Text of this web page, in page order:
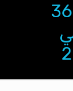
تأجيل تنظيم الدورة 36